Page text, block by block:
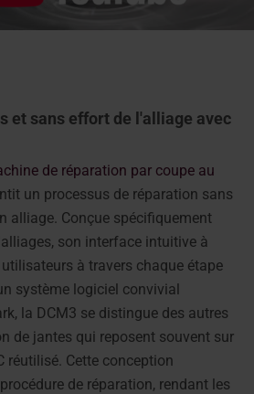
et sans effort de l'alliage avec
de réparation par coupe au
un processus de réparation sans
alliage. Conçue spécifiquement
son interface intuitive à
à travers chaque étape
système logiciel convivial
la DCM3 se distingue des autres
de jantes qui reposent souvent sur
réutilisé. Cette conception
de réparation, rendant les